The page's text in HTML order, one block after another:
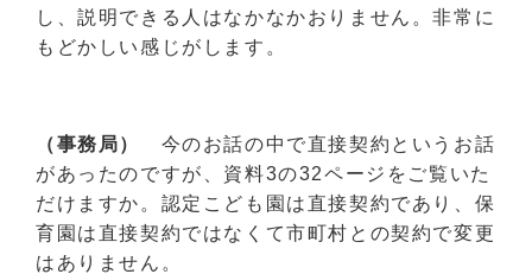
し、説明できる人はなかなかおりません。非常に
もどかしい感じがします。
（事務局）
今のお話の中で直接契約というお話
があったのですが、資料3の32ページをご覧いた
だけますか。認定こども園は直接契約であり、保
育園は直接契約ではなくて市町村との契約で変更
はありません。